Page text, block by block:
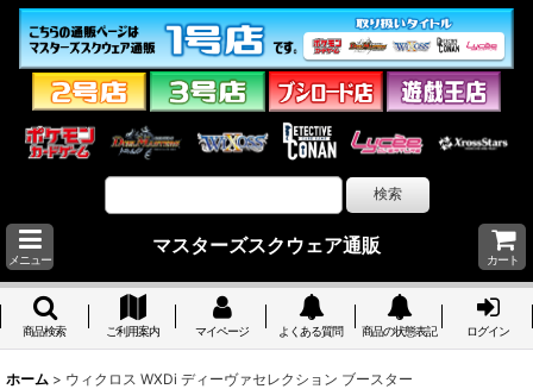
メニュー
マスターズスクウェア通販
カート
商品検索 ご利用案内 マイページ よくある質問 商品の状態表記 ログイン
ホーム > ウィクロス WXDi ディーヴァセレクション ブースター